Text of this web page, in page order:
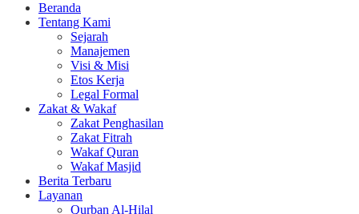
Beranda
Tentang Kami
Sejarah
Manajemen
Visi & Misi
Etos Kerja
Legal Formal
Zakat & Wakaf
Zakat Penghasilan
Zakat Fitrah
Wakaf Quran
Wakaf Masjid
Berita Terbaru
Layanan
Qurban Al-Hilal